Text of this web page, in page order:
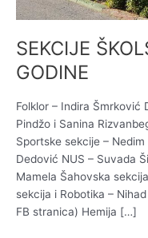
SEKCIJE
GODINE
Folklor – Indira Šmrković
Pindžo i Sanina
Sportske sekcije –
Dedović NUS – Suvada
Mamela Šahovska
sekcija i Robotika –
FB stranica) Hemija […]